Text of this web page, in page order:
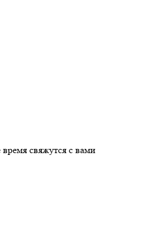
свяжутся с вами